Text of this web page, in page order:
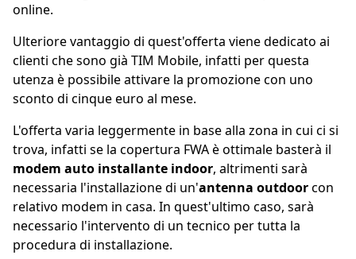
online.
Ulteriore vantaggio di quest'offerta viene dedicato ai
clienti che sono già TIM Mobile, infatti per questa
utenza è possibile attivare la promozione con uno
sconto di cinque euro al mese.
L'offerta varia leggermente in base alla zona in cui ci si
trova, infatti se la copertura FWA è ottimale basterà il
modem auto installante indoor, altrimenti sarà
necessaria l'installazione di un'antenna outdoorcon
relativo modem in casa. In quest'ultimo caso, sarà
necessario l'intervento di un tecnico per tutta la
procedura di installazione.